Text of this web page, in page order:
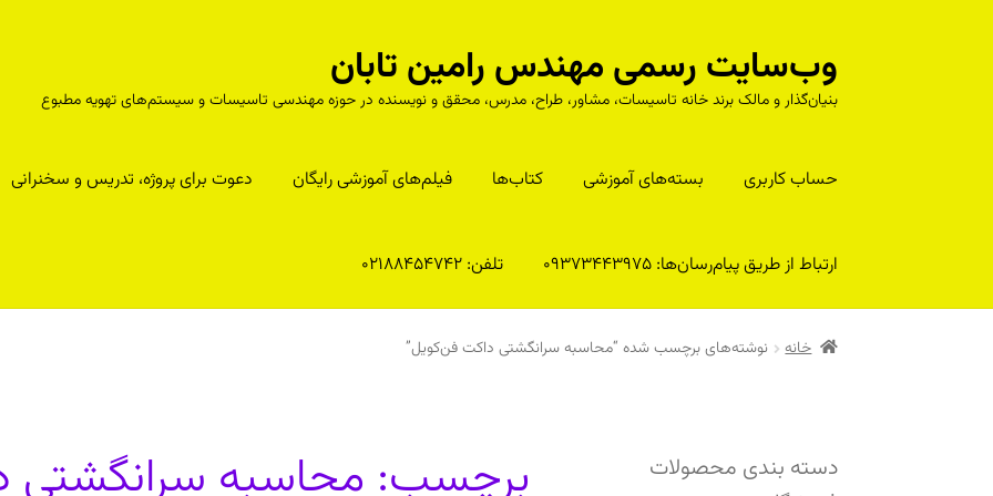
پرش
به
ناوبری
پرش
به
محتوا
وب‌سایت رسمی مهندس رامین تابان
بنیان‌گذار و مالک برند خانه تاسیسات، مشاور، طراح، مدرس، محقق و نویسنده در حوزه مهندسی تاسیسات و سیستم‌های تهویه مطبوع
حساب کاربری بسته‌های آموزشی کتا‌ب‌ها فیلم‌های آموزشی رایگان دعوت برای پروژه، تدریس و سخنرانی
ارتباط از طریق پیام‌رسان‌ها: 09373443975 تلفن: 02188454742
خانه نوشته‌های برچسب شده “محاسبه سرانگشتی داکت فن‌کویل”
برچسب: محاسبه سرانگشتی
دسته بندی محصولات